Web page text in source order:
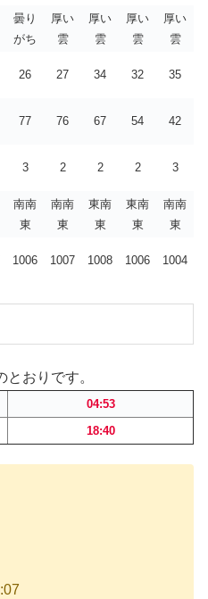
曇り
がち
厚い
雲
厚い
雲
厚い
雲
厚い
雲
26 27 34 32 35
77 76 67 54 42
3 2 2 2 3
南南
東
南南
東
東南
東
東南
東
南南
東
1006 1007 1008 1006 1004
おりです。
04:53
18:40